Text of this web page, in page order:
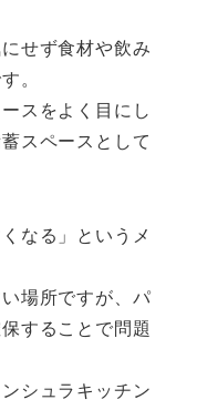
せず食材や飲み
。
スをよく目にし
スペースとして
なる」というメ
場所ですが、パ
することで問題
シュラキッチン